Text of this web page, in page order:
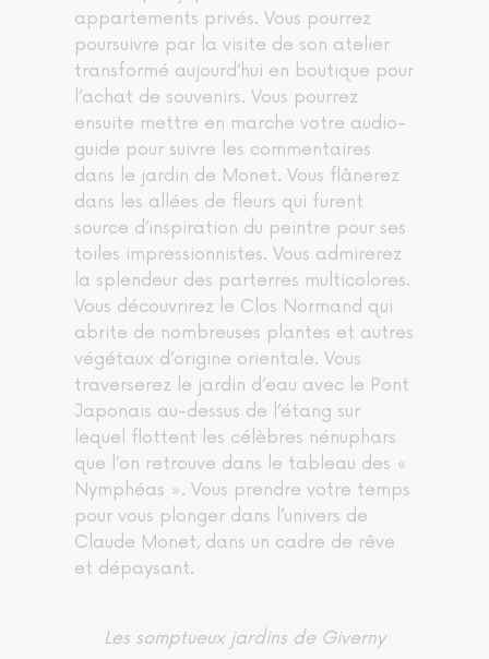
appartements privés. Vous pourrez
poursuivre par la visite de son atelier
transformé aujourd’hui en boutique pour
l’achat de souvenirs. Vous pourrez
ensuite mettre en marche votre audio-
guide pour suivre les commentaires
dans le jardin de Monet. Vous flânerez
dans les allées de fleurs qui furent
source d’inspiration du peintre pour ses
toiles impressionnistes. Vous admirerez
la splendeur des parterres multicolores.
Vous découvrirez le Clos Normand qui
abrite de nombreuses plantes et autres
végétaux d’origine orientale. Vous
traverserez le jardin d’eau avec le Pont
Japonais au-dessus de l’étang sur
lequel flottent les célèbres nénuphars
que l’on retrouve dans le tableau des «
Nymphéas ». Vous prendre votre temps
pour vous plonger dans l’univers de
Claude Monet, dans un cadre de rêve
et dépaysant.
Les somptueux jardins de Giverny